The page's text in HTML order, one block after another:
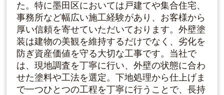
た。特に墨田区においては戸建てや集合住宅、
事務所など幅広い施工経験があり、お客様から
厚い信頼を寄せていただいております。外壁塗
装は建物の美観を維持するだけでなく、劣化を
防ぎ資産価値を守る大切な工事です。当社で
は、現地調査を丁寧に行い、外壁の状態に合わ
せた塗料や工法を選定。下地処理から仕上げま
で一つひとつの工程を丁寧に行うことで、長持